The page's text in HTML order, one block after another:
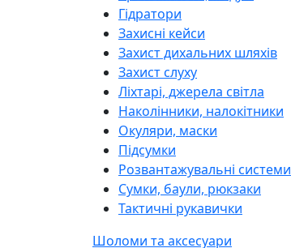
Гідратори
Захисні кейси
Захист дихальних шляхів
Захист слуху
Ліхтарі, джерела світла
Наколінники, налокітники
Окуляри, маски
Підсумки
Розвантажувальні системи
Сумки, баули, рюкзаки
Тактичні рукавички
Шоломи та аксесуари